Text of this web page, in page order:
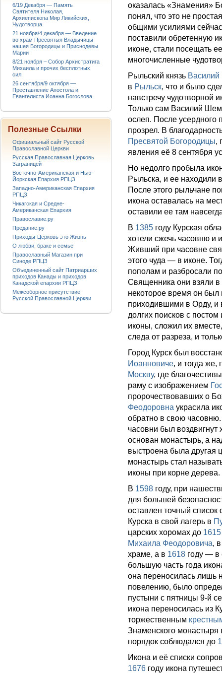
оказалась «Знамения»
понял, что это не
общими усилиями
поставили обретенную
иконе, стали посещать
многочисленные
Рыльский князь
в Рыльск, что и было
навстречу чудотворной
Только сам Василий
ослеп. После усердного
прозрел. В
Пресвятой Богородицы,
явления её 8 сентября
Но недолго пробыла
Рыльска, и ее находили
После этого рыльчане
икона оставалась на
оставили ее там
В 1385 году Курская
хотели сжечь часовню и
Живший при часовне
этого чуда — в иконе.
пополам и разбросали
Священника они взяли
некоторое время он был
приходившими в Орду, и
долгих поисков с
иконы, сложил их
следа от разреза, и
Город Курск был
Иоанновиче, и тогда же,
Москву, где
раму с изображением
пророчествовавших о
Феодоровна украсила
обратно в свою
часовни был
основан монастырь, а
выстроена была другая
монастырь стал
иконы при корне дерева.
В 1598 году, при
для большей
оставлен точный список
Курска в свой лагерь в
царских хоромах до 1615
Михаила Феодоровича,
храме, а в 1618 году — в
большую часть года
она переносилась лишь
повелению, было
пустыни с пятницы 9-й
икона переносилась из
торжественным
Знаменского монастыря
порядок соблюдался до
Икона и её списки
1676 году икона
6/19 Декабря — Память
Святителя Николая,
Архиепископа Мир Ликийских,
Чудотворца.
21 ноября/4 декабря — Введение
во храм Пресвятыя Владычицы
нашея Богородицы и Приснодевы
Марии
8/21 ноября – Собор Архистратига
Михаила и прочих бесплотных
сил
26 сентября/9 октября —
Преставление Апостола и
Евангелиста Иоанна Богослова.
Полезные Ссылки
Официальный сайт Русской
Православной Церкви
Русская Православная Церковь
Заграницей
Восточно-Американская и Нью-
Йоркская Епархия РПЦЗ
Западно-Американская Епархия
РПЦЗ
Чикагская и Средне-
Американская Епархия
Православие.ру
Предание.ру
Приходы-Церковь это Жизнь
О любви, браке и семье
Православный Магазин при
Синоде РПЦЗ
Объединенный сайт Патриарших
приходов Канады и приходов
Канадской епархии РПЦЗ
Межсоборное присутствие
Русской Православной Церкви